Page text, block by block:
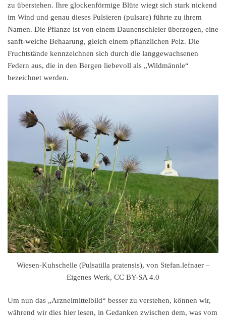
zu überstehen. Ihre glockenförmige Blüte wiegt sich stark nickend
im Wind und genau dieses Pulsieren (pulsare) führte zu ihrem
Namen. Die Pflanze ist von einem Daunenschleier überzogen, eine
sanft-weiche Behaarung, gleich einem pflanzlichen Pelz. Die
Fruchtstände kennzeichnen sich durch die langgewachsenen
Federn aus, die in den Bergen liebevoll als „Wildmännle“
bezeichnet werden.
Wiesen-Kuhschelle (Pulsatilla pratensis), von Stefan.lefnaer –
Eigenes Werk, CC BY-SA 4.0
Um nun das „Arzneimittelbild“ besser zu verstehen, können wir,
während wir dies hier lesen, in Gedanken zwischen dem, was vom